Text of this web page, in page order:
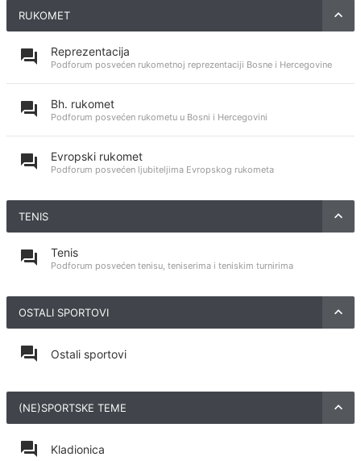
RUKOMET
Reprezentacija
Podforum posvećen rukometnoj reprezentaciji Bosne i Hercegovine
Bh. rukomet
Podforum posvećen rukometu u Bosni i Hercegovini
Evropski rukomet
Podforum posvećen ljubiteljima Evropskog rukometa
TENIS
Tenis
Podforum posvećen tenisu, teniserima i teniskim turnirima
OSTALI SPORTOVI
Ostali sportovi
(NE)SPORTSKE TEME
Kladionica